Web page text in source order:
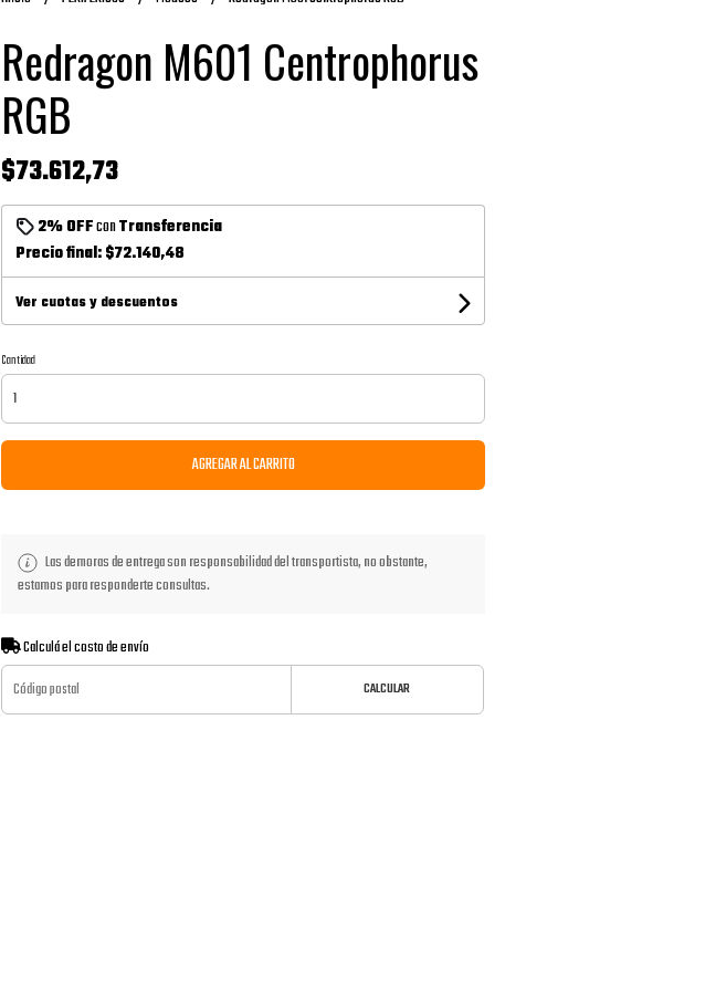
Redragon M601 Centrophorus
RGB
$73.612,73
2% OFFconTransferencia
Precio final:$72.140,48
Ver cuotas y descuentos
Cantidad
AGREGAR AL CARRITO
Las demoras de entrega son responsabilidad del transportista, no obstante,
estamos para responderte consultas.
Calculá el costo de envío
CALCULAR